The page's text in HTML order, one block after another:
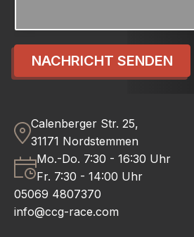
NACHRICHT SENDEN
Calenberger Str. 25,
31171 Nordstemmen
Mo.-Do. 7:30 - 16:30 Uhr
Fr. 7:30 - 14:00 Uhr
05069 4807370
info@ccg-race.com